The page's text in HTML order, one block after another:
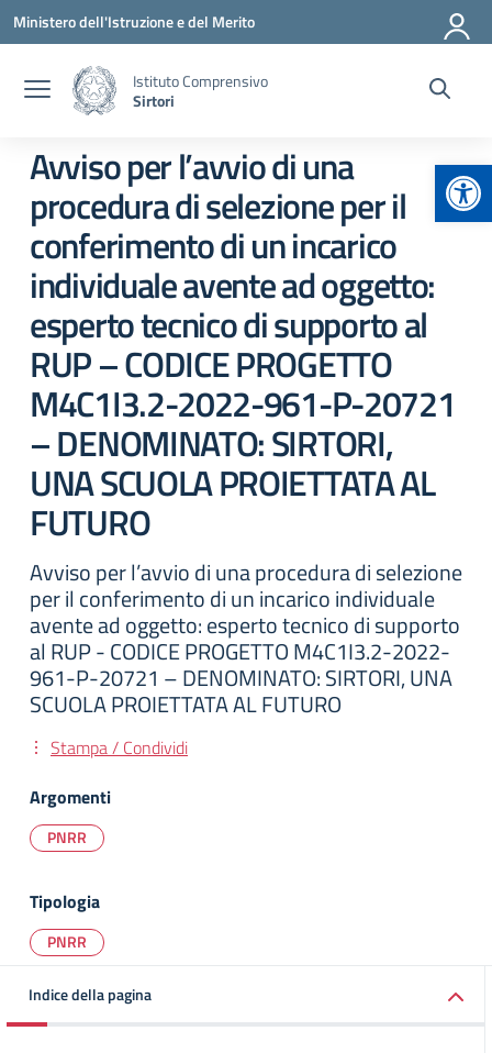
Vai ai contenuti
Vai al menu di navigazione
Vai al footer
Ministero dell'Istruzione e del Merito
Istituto Comprensivo
Sirtori
Avviso per l’avvio di una
procedura di selezione per il
conferimento di un incarico
individuale avente ad oggetto:
esperto tecnico di supporto al
RUP – CODICE PROGETTO
M4C1I3.2-2022-961-P-20721
– DENOMINATO: SIRTORI,
UNA SCUOLA PROIETTATA AL
FUTURO
Avviso per l’avvio di una procedura di selezione
per il conferimento di un incarico individuale
avente ad oggetto: esperto tecnico di supporto
al RUP - CODICE PROGETTO M4C1I3.2-2022-
961-P-20721 – DENOMINATO: SIRTORI, UNA
SCUOLA PROIETTATA AL FUTURO
Stampa / Condividi
Argomenti
PNRR
Tipologia
PNRR
Indice della pagina